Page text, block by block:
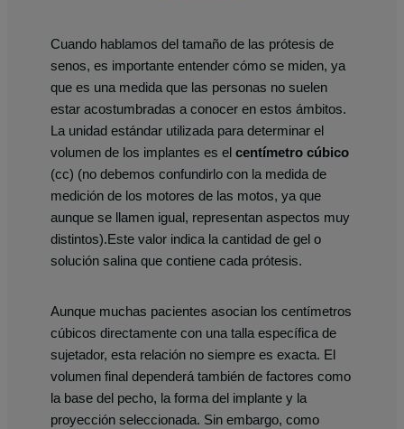
Cuando hablamos del tamaño de las prótesis de
senos, es importante entender cómo se miden, ya
que es una medida que las personas no suelen
estar acostumbradas a conocer en estos ámbitos.
La unidad estándar utilizada para determinar el
volumen de los implantes es el centímetro cúbico
(cc) (no debemos confundirlo con la medida de
medición de los motores de las motos, ya que
aunque se llamen igual, representan aspectos muy
distintos).Este valor indica la cantidad de gel o
solución salina que contiene cada prótesis.
Aunque muchas pacientes asocian los centímetros
cúbicos directamente con una talla específica de
sujetador, esta relación no siempre es exacta. El
volumen final dependerá también de factores como
la base del pecho, la forma del implante y la
proyección seleccionada. Sin embargo, como